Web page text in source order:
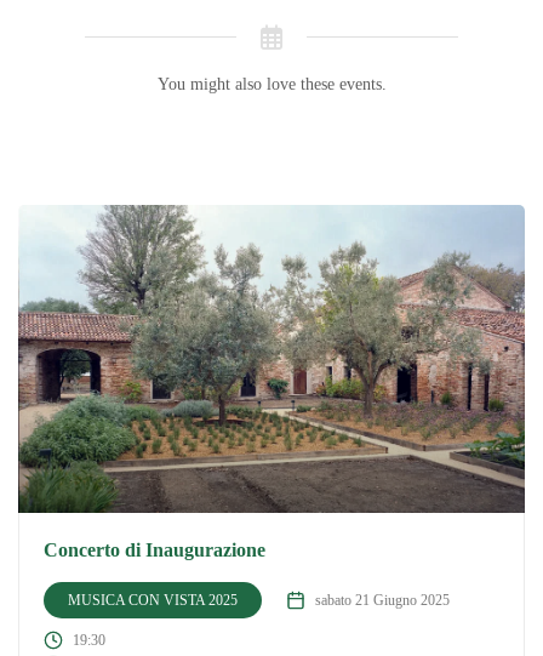
You might also love these events.
Concerto di Inaugurazione
MUSICA CON VISTA 2025 sabato 21 Giugno 2025
19:30